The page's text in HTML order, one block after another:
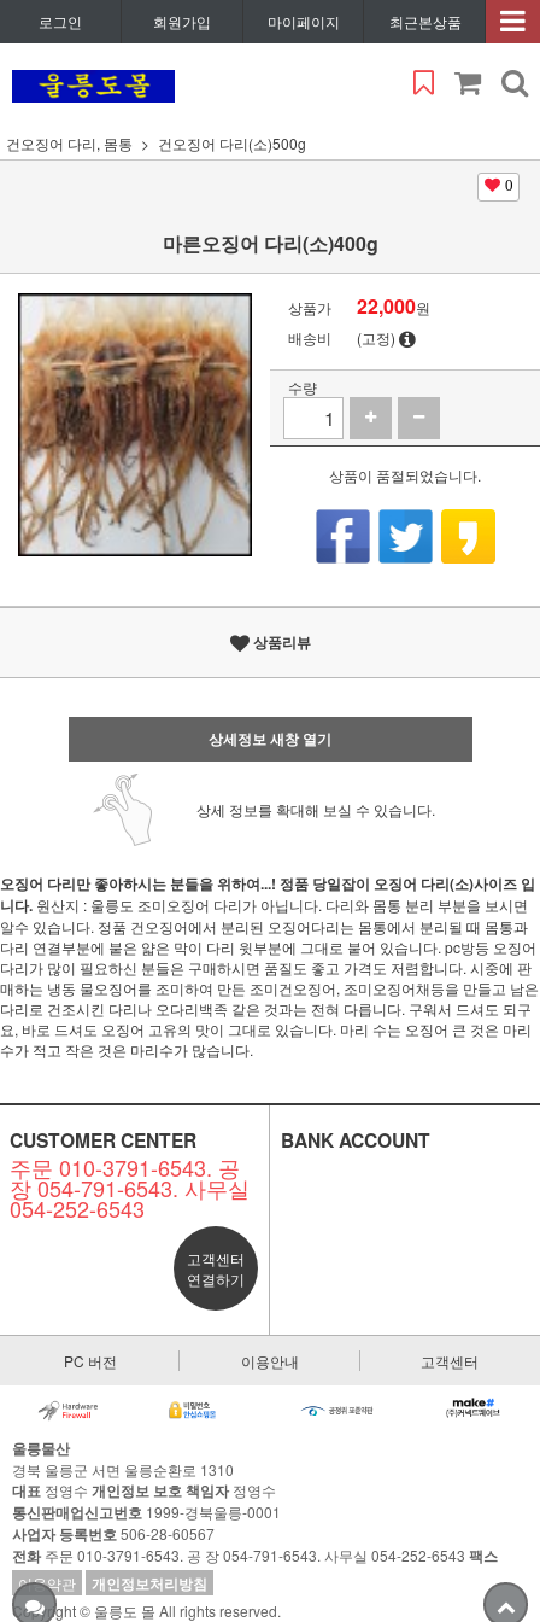
로그인 회원가입 마이페이지 최근본상품
건오징어 다리, 몸통 건오징어 다리(소)500g
0
마른오징어 다리(소)400g
상품가 22,000원
배송비
(고정)
수량
상품이 품절되었습니다.
상품리뷰
상세정보 새창 열기
상세 정보를 확대해 보실 수 있습니다.
오징어 다리만 좋아하시는 분들을 위하여...! 정품 당일잡이 오징어 다리(소)사이즈 입
니다. 원산지 : 울릉도 조미오징어 다리가 아닙니다. 다리와 몸통 분리 부분을 보시면
알수 있습니다. 정품 건오징어에서 분리된 오징어다리는 몸통에서 분리될 때 몸통과
다리 연결부분에 붙은 얇은 막이 다리 윗부분에 그대로 붙어 있습니다. pc방등 오징어
다리가 많이 필요하신 분들은 구매하시면 품질도 좋고 가격도 저렴합니다. 시중에 판
매하는 냉동 물오징어를 조미하여 만든 조미건오징어, 조미오징어채등을 만들고 남은
다리로 건조시킨 다리나 오다리백족 같은 것과는 전혀 다릅니다. 구워서 드셔도 되구
요, 바로 드셔도 오징어 고유의 맛이 그대로 있습니다. 마리 수는 오징어 큰 것은 마리
수가 적고 작은 것은 마리수가 많습니다.
CUSTOMER CENTER
주문 010-3791-6543. 공
장 054-791-6543. 사무실
054-252-6543
고객센터
연결하기
BANK ACCOUNT
PC 버전 이용안내 고객센터
울릉물산
경북 울릉군 서면 울릉순환로 1310
대표 정영수 개인정보 보호 책임자정영수
통신판매업신고번호 1999-경북울릉-0001
사업자 등록번호506-28-60567
전화주문 010-3791-6543. 공 장 054-791-6543. 사무실 054-252-6543 팩스
이용약관 개인정보처리방침
Copyright © 울릉도 몰 All rights reserved.